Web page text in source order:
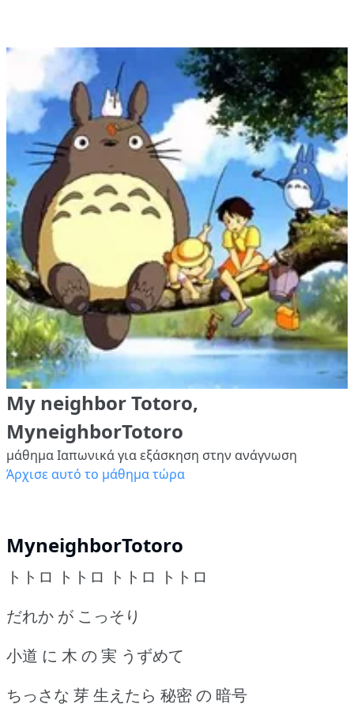
My neighbor Totoro,
MyneighborTotoro
μάθημα Ιαπωνικά για εξάσκηση στην ανάγνωση
Άρχισε αυτό το μάθημα τώρα
MyneighborTotoro
トトロ トトロ トトロ トトロ
だれか が こっそり
小道 に 木 の 実 うずめて
ちっさな 芽 生えたら 秘密 の 暗号